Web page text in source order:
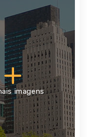
que hoje abre as suas
imagens